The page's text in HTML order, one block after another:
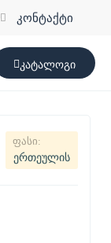
კონტაქტი
კატალოგი
ერთეულის